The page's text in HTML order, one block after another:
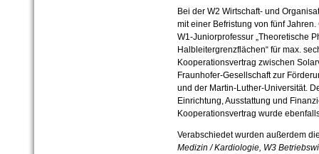
Bei der W2 Wirtschaft- und
mit einer Befristung von fünf
W1-Juniorprofessur „Theoretische
Halbleitergrenzflächen“ für max.
Kooperationsvertrag zwischen
Fraunhofer-Gesellschaft zur
und der Martin-Luther-Universität.
Einrichtung, Ausstattung und
Kooperationsvertrag wurde
Verabschiedet wurden außerdem
Medizin / Kardiologie, W3